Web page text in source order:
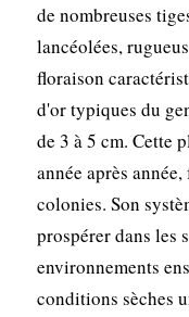
de nombreuses
lancéolées,
floraison
d'or typiques du
de 3 à 5 cm. Cette
année après
colonies. Son
prospérer dans les
environnements
conditions sèches